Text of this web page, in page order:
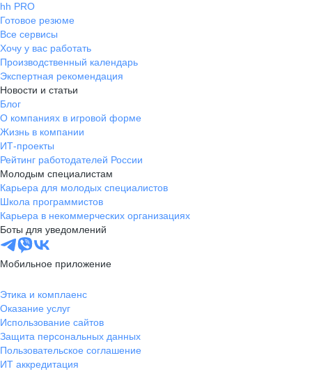
hh PRO
Готовое резюме
Все сервисы
Хочу у вас работать
Производственный календарь
Экспертная рекомендация
Новости и статьи
Блог
О компаниях в игровой форме
Жизнь в компании
ИТ-проекты
Рейтинг работодателей России
Молодым специалистам
Карьера для молодых специалистов
Школа программистов
Карьера в некоммерческих организациях
Боты для уведомлений
Мобильное приложение
Этика и комплаенс
Оказание услуг
Использование сайтов
Защита персональных данных
Пользовательское соглашение
ИТ аккредитация